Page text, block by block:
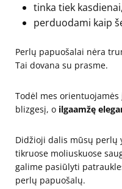
tinka tiek
perduodami kaip
Perlų papuošalai nėra
Tai dovana su prasme.
Todėl mes
blizgesį, o ilgaamžę
Didžioji dalis mūsų perlų
tikruose moliuskuose
galime pasiūlyti
perlų papuošalų.